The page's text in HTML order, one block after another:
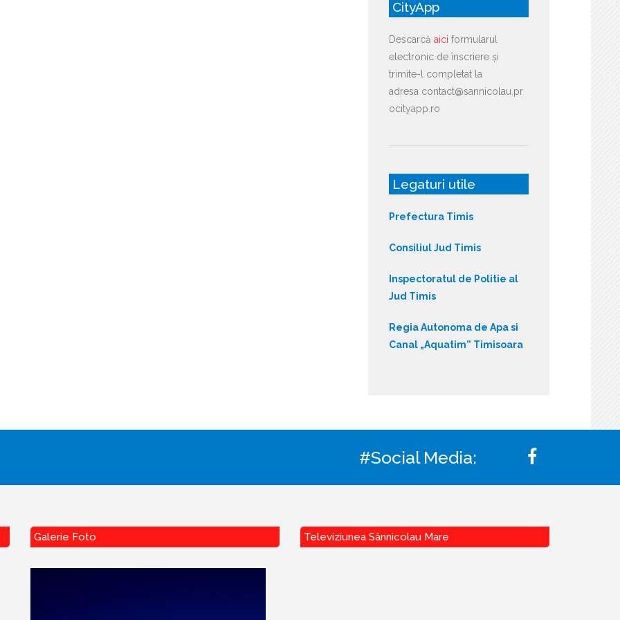
CityApp
Descarcă aici formularul
electronic de înscriere și
trimite-l completat la
adresa contact@sannicolau.pr
ocityapp.ro
Legaturi utile
Prefectura Timis
Consiliul Jud Timis
Inspectoratul de Politie al
Jud Timis
Regia Autonoma de Apa si
Canal „Aquatim” Timisoara
#Social Media:
Galerie Foto Televiziunea Sânnicolau Mare